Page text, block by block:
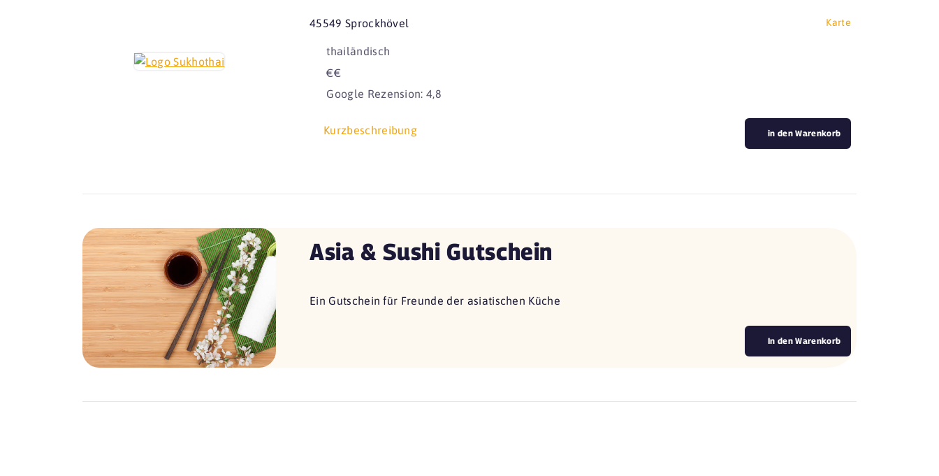
45549 Sprockhövel Karte
thailändisch
€€
Google Rezension: 4,8
Kurzbeschreibung in den Warenkorb
Asia & Sushi Gutschein
Ein Gutschein für Freunde der asiatischen Küche
In den Warenkorb